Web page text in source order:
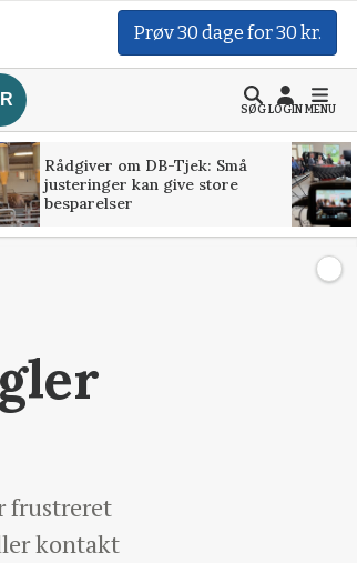
Prøv 30 dage for 30 kr.
SØGLOGINMENU
Rådgiver om DB-Tjek: Små
justeringer kan give store
besparelser
frustreret
kontakt